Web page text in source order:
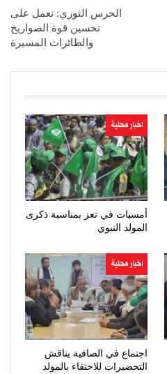
الحرس الثوري: نعمل على
تحسين قوة الصواريخ
والطائرات المسيرة
اخبار محلية
أمسيات في تعز بمناسبة ذكرى
المولد النبوي
اخبار محلية
اجتماع في الصافية يناقش
التحضيرات للاحتفاء بالمولد